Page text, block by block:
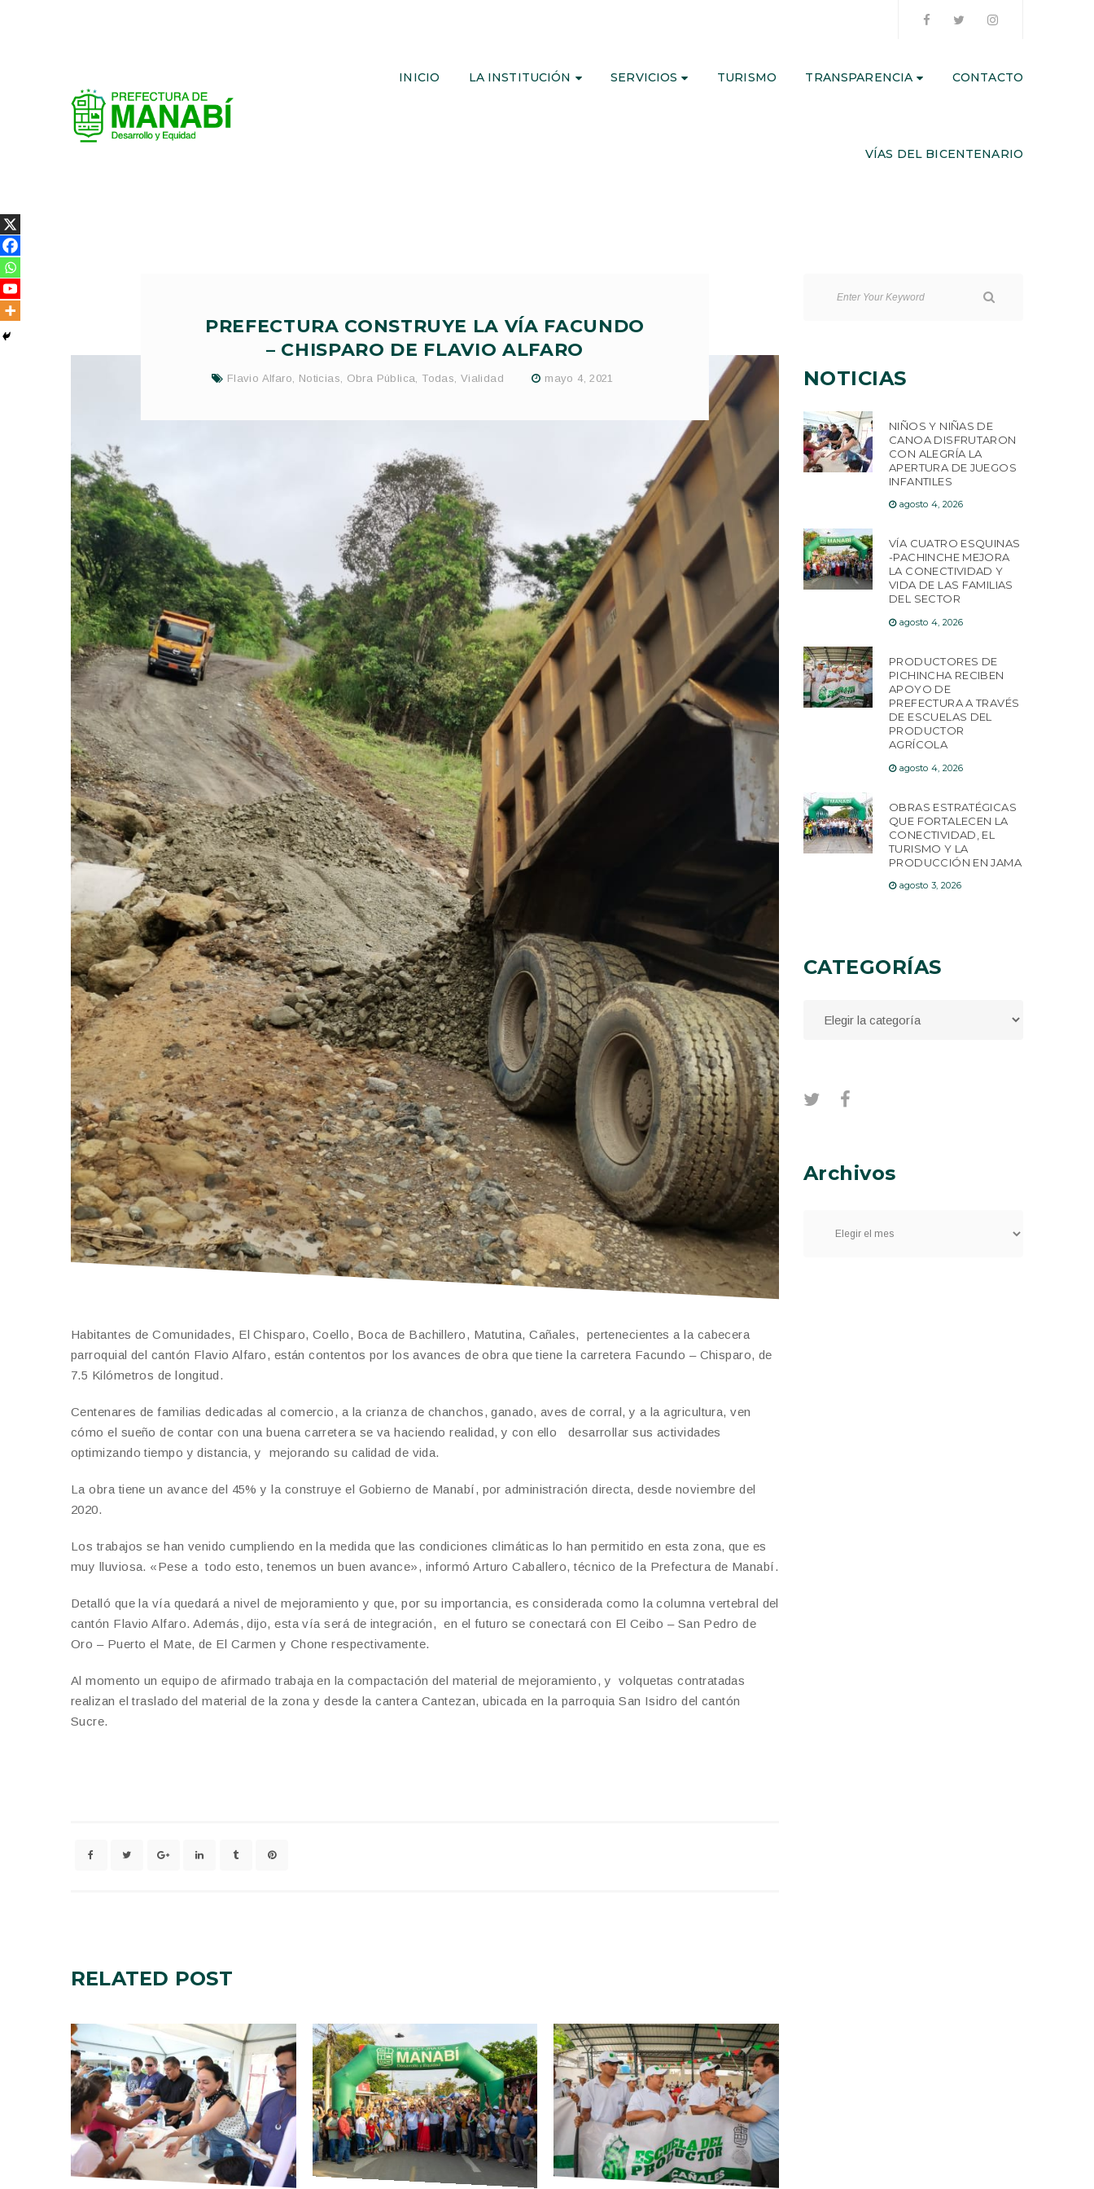
INICIO LA INSTITUCIÓN SERVICIOS TURISMO TRANSPARENCIA CONTACTO
VÍAS DEL BICENTENARIO
PREFECTURA CONSTRUYE LA VÍA FACUNDO
– CHISPARO DE FLAVIO ALFARO
Flavio Alfaro, Noticias, Obra Pública, Todas, Vialidad mayo 4, 2021
Habitantes de Comunidades, El Chisparo, Coello, Boca de Bachillero, Matutina, Cañales, pertenecientes a la cabecera
parroquial del cantón Flavio Alfaro, están contentos por los avances de obra que tiene la carretera Facundo – Chisparo, de
7.5 Kilómetros de longitud.
Centenares de familias dedicadas al comercio, a la crianza de chanchos, ganado, aves de corral, y a la agricultura, ven
cómo el sueño de contar con una buena carretera se va haciendo realidad, y con ello desarrollar sus actividades
optimizando tiempo y distancia, y mejorando su calidad de vida.
La obra tiene un avance del 45% y la construye el Gobierno de Manabí, por administración directa, desde noviembre del
2020.
Los trabajos se han venido cumpliendo en la medida que las condiciones climáticas lo han permitido en esta zona, que es
muy lluviosa. «Pese a todo esto, tenemos un buen avance», informó Arturo Caballero, técnico de la Prefectura de Manabí.
Detalló que la vía quedará a nivel de mejoramiento y que, por su importancia, es considerada como la columna vertebral del
cantón Flavio Alfaro. Además, dijo, esta vía será de integración, en el futuro se conectará con El Ceibo – San Pedro de
Oro – Puerto el Mate, de El Carmen y Chone respectivamente.
Al momento un equipo de afirmado trabaja en la compactación del material de mejoramiento, y volquetas contratadas
realizan el traslado del material de la zona y desde la cantera Cantezan, ubicada en la parroquia San Isidro del cantón
Sucre.
RELATED POST
NOTICIAS
NIÑOS Y NIÑAS DE
CANOA DISFRUTARON
CON ALEGRÍA LA
APERTURA DE JUEGOS
INFANTILES
agosto 4, 2026
VÍA CUATRO ESQUINAS
-PACHINCHE MEJORA
LA CONECTIVIDAD Y
VIDA DE LAS FAMILIAS
DEL SECTOR
agosto 4, 2026
PRODUCTORES DE
PICHINCHA RECIBEN
APOYO DE
PREFECTURA A TRAVÉS
DE ESCUELAS DEL
PRODUCTOR
AGRÍCOLA
agosto 4, 2026
OBRAS ESTRATÉGICAS
QUE FORTALECEN LA
CONECTIVIDAD, EL
TURISMO Y LA
PRODUCCIÓN EN JAMA
agosto 3, 2026
CATEGORÍAS
Archivos